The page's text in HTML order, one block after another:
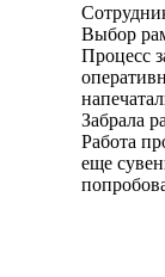
Выбор
Процесс
Забрала
Работа
еще